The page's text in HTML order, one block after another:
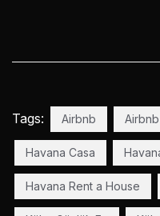
Tags: Airbnb
Havana Casa
Havana Rent a House